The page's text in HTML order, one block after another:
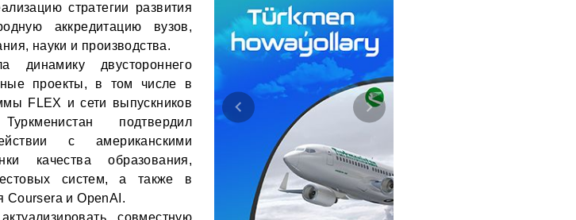
стратегии развития
аккредитацию вузов,
науки и производства.
динамику двустороннего
проекты, в том числе в
FLEX и сети выпускников
подтвердил
с американскими
качества образования,
систем, а также в
Coursera и OpenAI.
совместную